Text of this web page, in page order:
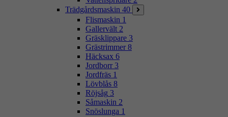
Trädgårdsmaskin 40
Flismaskin 1
Gallervält 2
Gräsklippare 3
Grästrimmer 8
Häcksax 6
Jordborr 3
Jordfräs 1
Lövblås 8
Röjsåg 3
Såmaskin 2
Snöslunga 1